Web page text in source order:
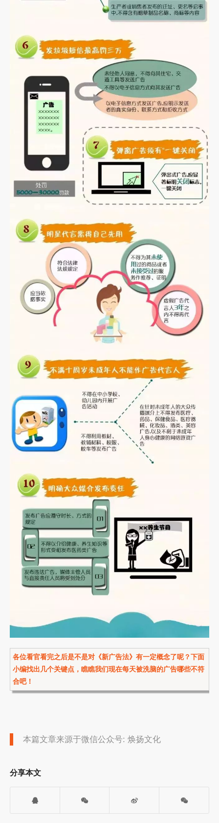
各位看官看完之后是不是对《新广告法》有一定概念了呢？下面
小编找出几个关键点，瞧瞧我们现在每天被洗脑的广告哪些不符
合吧！
本篇文章来源于微信公众号: 焕扬文化
分享本文